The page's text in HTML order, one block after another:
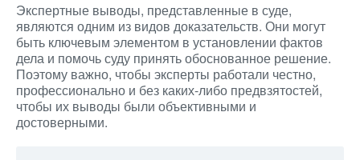
Экспертные выводы, представленные в суде,
являются одним из видов доказательств. Они могут
быть ключевым элементом в установлении фактов
дела и помочь суду принять обоснованное решение.
Поэтому важно, чтобы эксперты работали честно,
профессионально и без каких-либо предвзятостей,
чтобы их выводы были объективными и
достоверными.